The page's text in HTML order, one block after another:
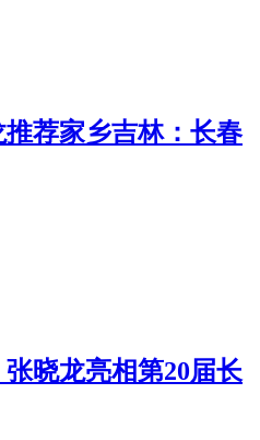
荐家乡吉林：长春
晓龙亮相第20届长